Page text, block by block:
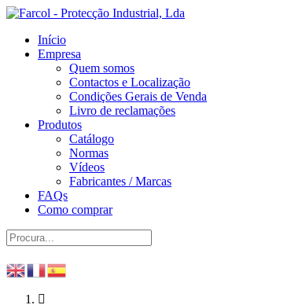
Início
Empresa
Quem somos
Contactos e Localização
Condições Gerais de Venda
Livro de reclamações
Produtos
Catálogo
Normas
Vídeos
Fabricantes / Marcas
FAQs
Como comprar